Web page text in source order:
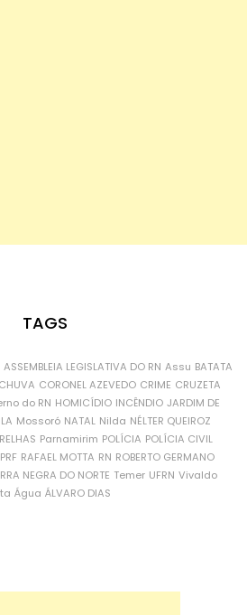
TAGS
ASSEMBLEIA LEGISLATIVA DO RN Assu BATATA
CHUVA CORONEL AZEVEDO CRIME CRUZETA
do RN HOMICÍDIO INCÊNDIO JARDIM DE
Mossoró NATAL Nilda NÉLTER QUEIROZ
Parnamirim POLÍCIA POLÍCIA CIVIL
PRF RAFAEL MOTTA RN ROBERTO GERMANO
NEGRA DO NORTE Temer UFRN Vivaldo
Água ÁLVARO DIAS